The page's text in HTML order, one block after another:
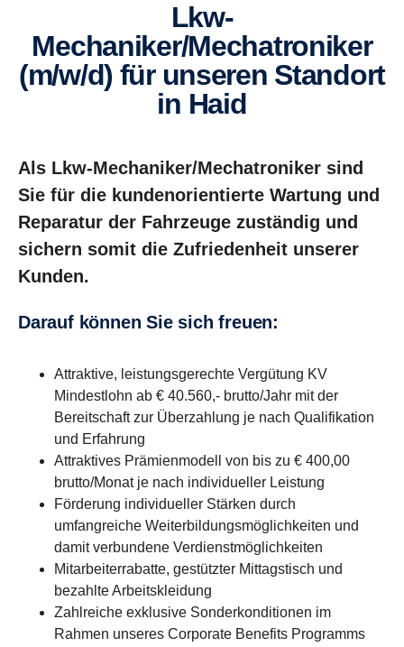
Lkw-
Mechaniker/Mechatroniker
(m/w/d) für unseren Standort
in Haid
Als Lkw-Mechaniker/Mechatroniker sind
Sie für die kundenorientierte Wartung und
Reparatur der Fahrzeuge zuständig und
sichern somit die Zufriedenheit unserer
Kunden.
Darauf können Sie sich freuen:
Attraktive, leistungsgerechte Vergütung KV
Mindestlohn ab € 40.560,- brutto/Jahr mit der
Bereitschaft zur Überzahlung je nach Qualifikation
und Erfahrung
Attraktives Prämienmodell von bis zu € 400,00
brutto/Monat je nach individueller Leistung
Förderung individueller Stärken durch
umfangreiche Weiterbildungsmöglichkeiten und
damit verbundene Verdienstmöglichkeiten
Mitarbeiterrabatte, gestützter Mittagstisch und
bezahlte Arbeitskleidung
Zahlreiche exklusive Sonderkonditionen im
Rahmen unseres Corporate Benefits Programms